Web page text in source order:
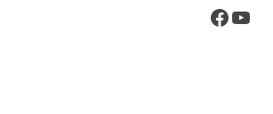
يوتيوبفيسبوك